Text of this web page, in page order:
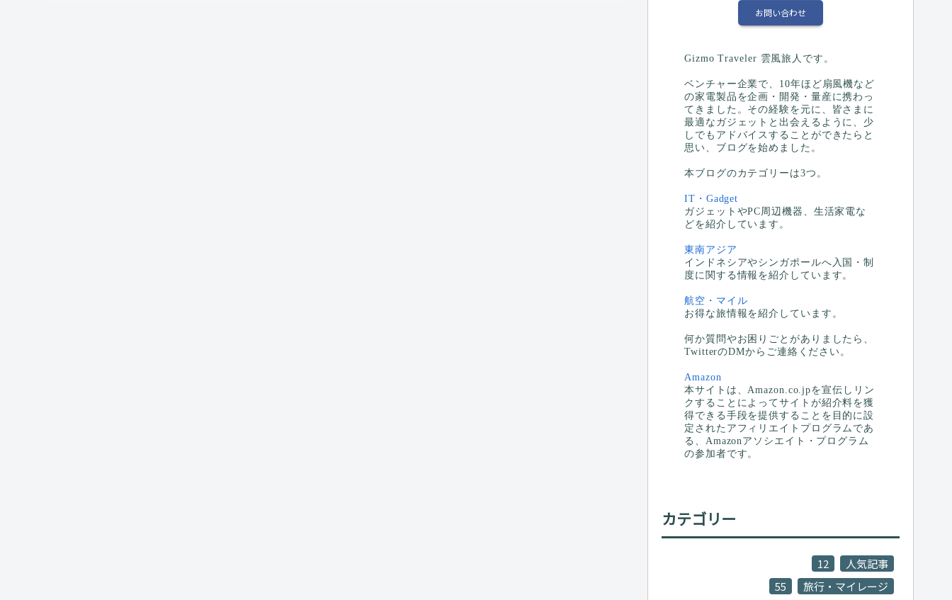
お問い合わせ
Gizmo Traveler 雲風旅人です。
ベンチャー企業で、10年ほど扇風機など
の家電製品を企画・開発・量産に携わっ
てきました。その経験を元に、皆さまに
最適なガジェットと出会えるように、少
しでもアドバイスすることができたらと
思い、ブログを始めました。
本ブログのカテゴリーは3つ。
IT・Gadget
ガジェットやPC周辺機器、生活家電な
どを紹介しています。
東南アジア
インドネシアやシンガポールへ入国・制
度に関する情報を紹介しています。
航空・マイル
お得な旅情報を紹介しています。
何か質問やお困りごとがありましたら、
TwitterのDMからご連絡ください。
Amazon
本サイトは、Amazon.co.jpを宣伝しリン
クすることによってサイトが紹介料を獲
得できる手段を提供することを目的に設
定されたアフィリエイトプログラムであ
る、Amazonアソシエイト・プログラム
の参加者です。
カテゴリー
人気記事
12
旅行・マイレージ
55